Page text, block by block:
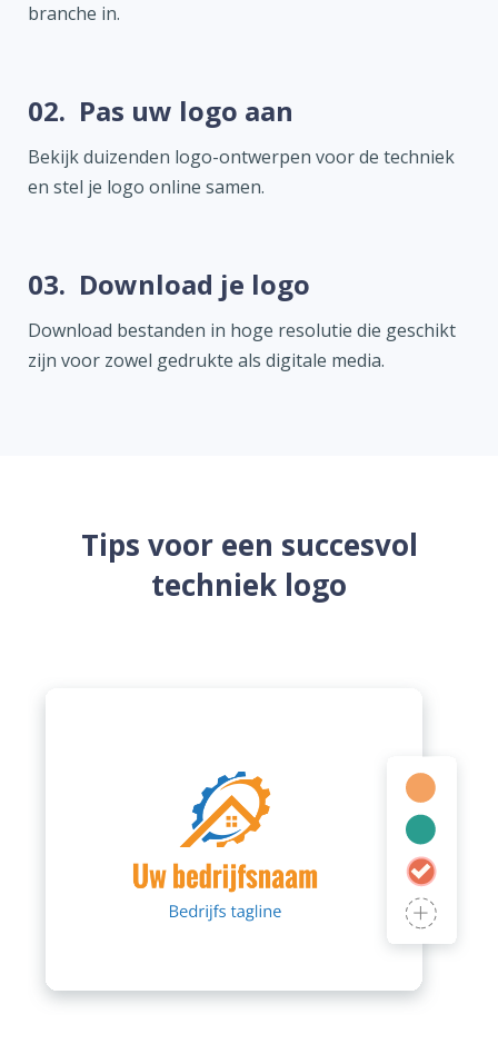
branche in.
02. Pas uw logo aan
Bekijk duizenden logo-ontwerpen voor de techniek
en stel je logo online samen.
03. Download je logo
Download bestanden in hoge resolutie die geschikt
zijn voor zowel gedrukte als digitale media.
Tips voor een succesvol
techniek logo